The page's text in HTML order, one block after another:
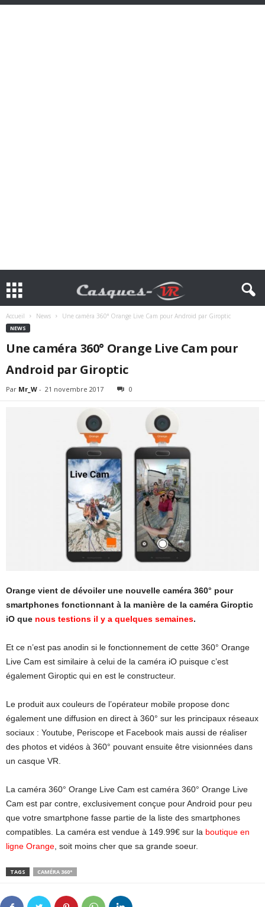
Accueil News Une caméra 360° Orange Live Cam pour Android par Giroptic
NEWS
Une caméra 360° Orange Live Cam pour
Android par Giroptic
Par Mr_W - 21 novembre 2017 0
Orange vient de dévoiler une nouvelle caméra 360° pour
smartphones fonctionnant à la manière de la caméra Giroptic
iO que nous testions il y a quelques semaines.
Et ce n’est pas anodin si le fonctionnement de cette 360° Orange
Live Cam est similaire à celui de la caméra iO puisque c’est
également Giroptic qui en est le constructeur.
Le produit aux couleurs de l’opérateur mobile propose donc
également une diffusion en direct à 360° sur les principaux réseaux
sociaux : Youtube, Periscope et Facebook mais aussi de réaliser
des photos et vidéos à 360° pouvant ensuite être visionnées dans
un casque VR.
La caméra 360° Orange Live Cam est caméra 360° Orange Live
Cam est par contre, exclusivement conçue pour Android pour peu
que votre smartphone fasse partie de la liste des smartphones
compatibles. La caméra est vendue à 149.99€ sur la boutique en
ligne Orange , soit moins cher que sa grande soeur.
TAGS CAMÉRA 360°